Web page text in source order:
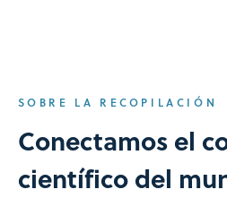
SOBRE LA RECOPILACIÓN
Conectamos el
científico del